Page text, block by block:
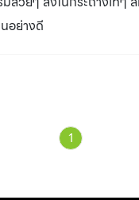
อย่างดี
1